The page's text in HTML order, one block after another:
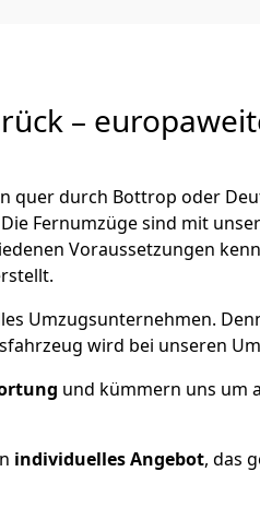
–
quer durch Bottrop oder
Fernumzüge sind mit
Voraussetzungen
Umzugsunternehmen.
wird bei unseren
und kümmern uns um
individuelles Angebot, das